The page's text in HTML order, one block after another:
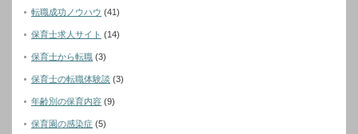
転職成功ノウハウ (41)
保育士求人サイト (14)
保育士から転職 (3)
保育士の転職体験談 (3)
年齢別の保育内容 (9)
保育園の感染症 (5)